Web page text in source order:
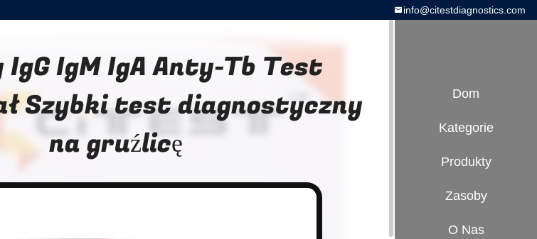
info@citestdiagnostics.com
IgM IgA Anty-Tb Test
Szybki test diagnostyczny
na gruźlicę
Dom
Kategorie
Produkty
Zasoby
O Nas